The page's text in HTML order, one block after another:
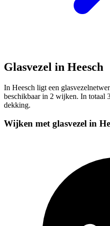
Glasvezel in Heesch
In Heesch ligt een
beschikbaar in 2 wijken. In totaal
dekking.
Wijken met glasvezel in